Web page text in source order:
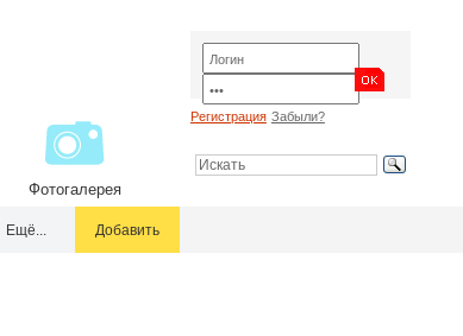
Фотогалерея
Регистрация Забыли?
Ещё... Добавить